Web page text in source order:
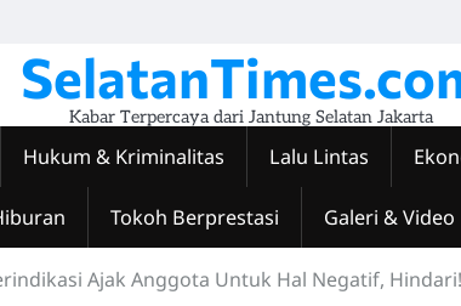
Kabar Terpercaya dari Jantung Selatan Jakarta
Hukum & Kriminalitas Lalu Lintas
Tokoh Berprestasi Galeri & Video
Ajak Anggota Untuk Hal Negatif, Hindari!